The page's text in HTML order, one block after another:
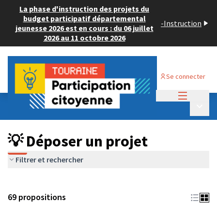
La phase d'instruction des projets du
budget participatif départemental
jeunesse 2026 est en cours : du 06 juillet
2026 au 11 octobre 2026
-Instruction
Se connecter
Budget Participatif ADULTE 2024
💡 Déposer un projet
💡 Déposer un projet
Filtrer et rechercher
69 propositions